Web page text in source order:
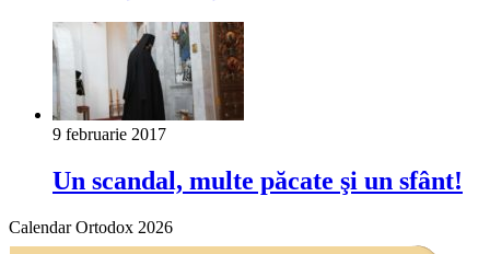
9 februarie 2017
Un scandal, multe păcate şi un sfânt!
Calendar Ortodox 2026